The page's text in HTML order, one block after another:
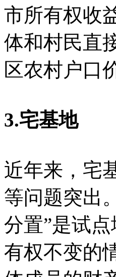
市所有权收
体和村民直
区农村户口
3.宅基地
近年来，宅
等问题突出
分置”是试
有权不变的